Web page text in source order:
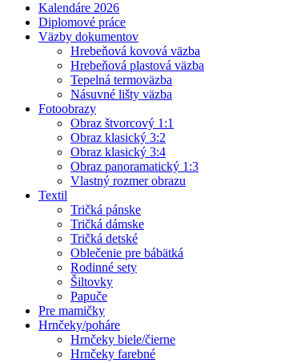
Kalendáre 2026
Diplomové práce
Väzby dokumentov
Hrebeňová kovová väzba
Hrebeňová plastová väzba
Tepelná termoväzba
Násuvné lišty väzba
Fotoobrazy
Obraz štvorcový 1:1
Obraz klasický 3:2
Obraz klasický 3:4
Obraz panoramatický 1:3
Vlastný rozmer obrazu
Textil
Tričká pánske
Tričká dámske
Tričká detské
Oblečenie pre bábätká
Rodinné sety
Šiltovky
Papuče
Pre mamičky
Hrnčeky/poháre
Hrnčeky biele/čierne
Hrnčeky farebné